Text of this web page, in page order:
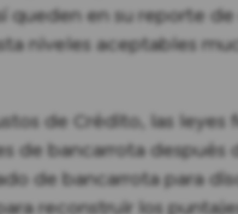
queden en su reporte
niveles aceptables
de Crédito, las
de bancarrota después
de bancarrota para
reconstruir los